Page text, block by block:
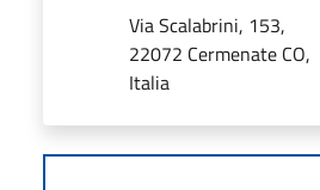
Via Scalabrini, 153,
22072 Cermenate CO,
Italia